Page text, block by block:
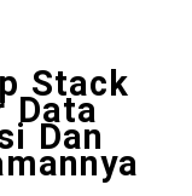
Stack
Data
Dan